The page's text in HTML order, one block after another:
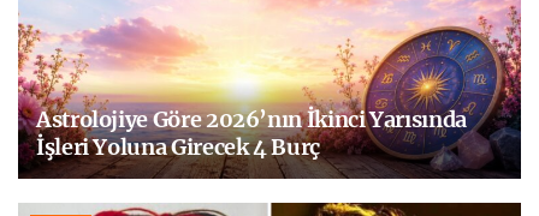
Astrolojiye Göre 2026’nın İkinci Yarısında
İşleri Yoluna Girecek 4 Burç